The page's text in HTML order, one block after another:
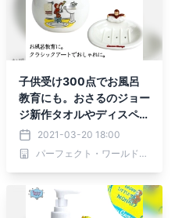
子供受け300点でお風呂
教育にも。おさるのジョー
ジ新作タオルやディスペン
サー2021-03-20 18:00
パーフェクト・ワールド株式会社